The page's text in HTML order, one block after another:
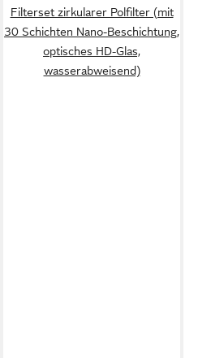
Filterset zirkularer Polfilter (mit
30 Schichten Nano-Beschichtung,
optisches HD-Glas,
wasserabweisend)